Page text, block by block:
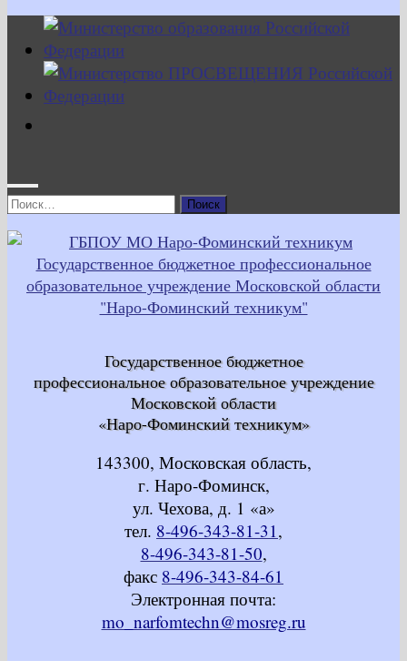
Найти:
Государственное бюджетное
профессиональное образовательное учреждение
Московской области
«Наро-Фоминский техникум»
143300, Московская область,
г. Наро-Фоминск,
ул. Чехова, д. 1 «а»
тел. 8-496-343-81-31,
8-496-343-81-50,
факс 8-496-343-84-61
Электронная почта:
mo_narfomtechn@mosreg.ru